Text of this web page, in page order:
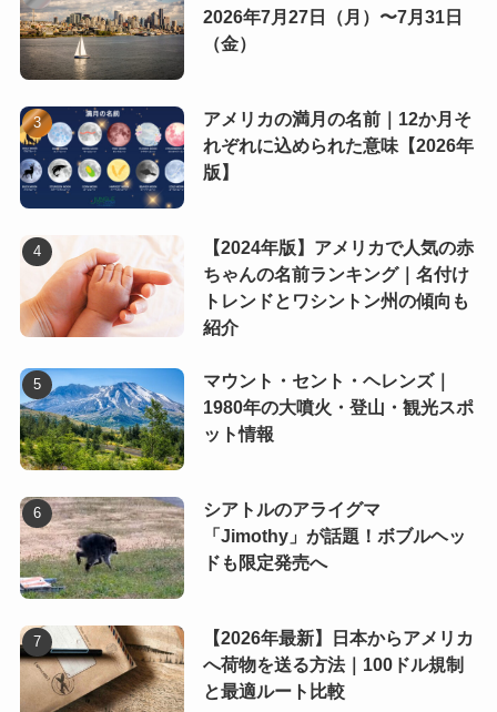
2026年7月27日（月）〜7月31日
（金）
アメリカの満月の名前｜12か月そ
れぞれに込められた意味【2026年
版】
【2024年版】アメリカで人気の赤
ちゃんの名前ランキング｜名付け
トレンドとワシントン州の傾向も
紹介
マウント・セント・ヘレンズ｜
1980年の大噴火・登山・観光スポ
ット情報
シアトルのアライグマ
「Jimothy」が話題！ボブルヘッ
ドも限定発売へ
【2026年最新】日本からアメリカ
へ荷物を送る方法｜100ドル規制
と最適ルート比較